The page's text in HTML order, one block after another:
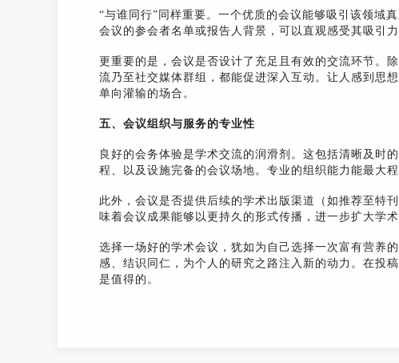
“与谁同行”同样重要。一个优质的会议能够吸引该领域
会议的参会者名单或报告人背景，可以直观感受其吸引力
更重要的是，会议是否设计了充足且有效的交流环节。
流乃至社交媒体群组，都能促进深入互动。让人感到思
单向灌输的场合。
五、会议组织与服务的专业性
良好的会务体验是学术交流的润滑剂。这包括清晰及时
程、以及设施完备的会议场地。专业的组织能力能最大
此外，会议是否提供后续的学术出版渠道（如推荐至特
味着会议成果能够以更持久的形式传播，进一步扩大学术
选择一场好的学术会议，犹如为自己选择一次富有营养
感、结识同仁，为个人的研究之路注入新的动力。在投
是值得的。